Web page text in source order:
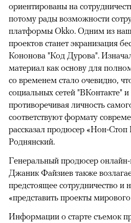
00:00 / 00:00
ориентированы на
потому рады возможности
платформы Okko. Одним из
проектов станет экранизация
Кононова "Код Дурова".
материал как основу для
со временем стало очевидно,
социальных сетей "ВКонтакте"
противоречивая личность
соответствуют формату
рассказал продюсер «Нон-
Роднянский.
Генеральный продюсер онлайн-
Джаник Файзиев также
предстоящее сотрудничество и
«представить проекты
Информации о старте съемок